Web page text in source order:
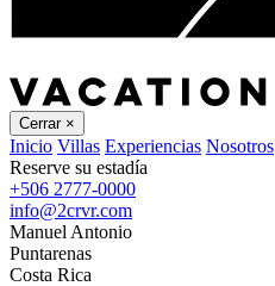
Cerrar ×
Inicio Villas Experiencias Nosotros
Reserve su estadía
+506 2777-0000
info@2crvr.com
Manuel Antonio
Puntarenas
Costa Rica